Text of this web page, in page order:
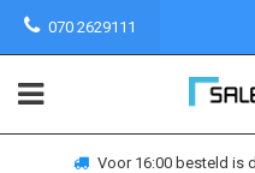
070 2629111
Voor 16:00 besteld is